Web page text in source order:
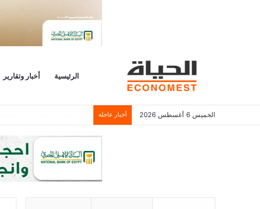
الرئيسية أخبار وتقارير
الخميس 6 أغسطس 2026 أخبار عاجلة